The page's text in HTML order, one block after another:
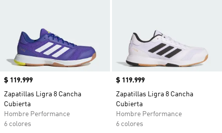
Precio
$ 119.999
Zapatillas Ligra 8 Cancha
Cubierta
Hombre Performance
6 colores
Precio
$ 119.999
Zapatillas Ligra 8 Cancha
Cubierta
Hombre Performance
6 colores